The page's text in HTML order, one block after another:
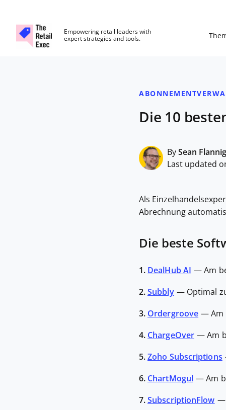
Empowering retail leaders with
expert strategies and tools.
Die 10
BySean
Last updated
Als
Abrechnung
Die beste
1. DealHub AI —Am
2.Subbly — Optimal
3. Ordergroove —
4. ChargeOver —Am
5.Zoho Subscriptions
6. ChartMogul —Am
7.SubscriptionFlow —